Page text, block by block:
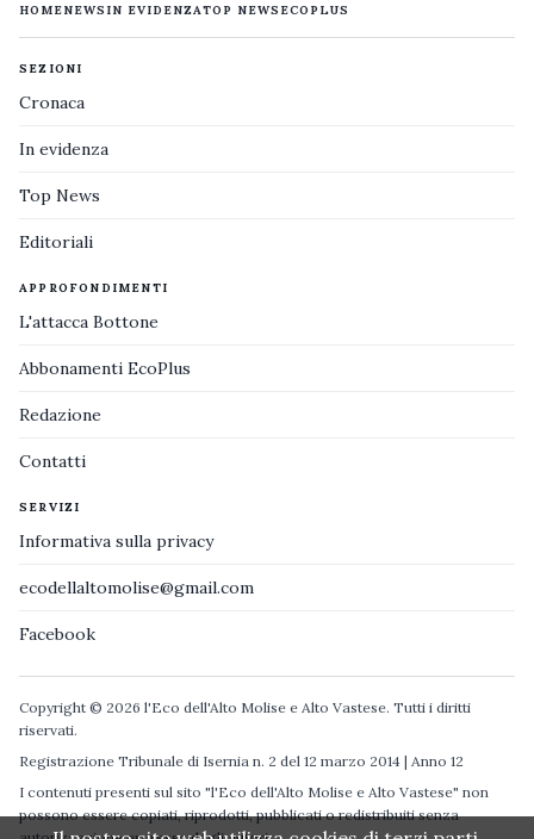
HOMENEWS IN EVIDENZATOP NEWS ECOPLUS
SEZIONI
Cronaca
In evidenza
Top News
Editoriali
APPROFONDIMENTI
L'attacca Bottone
Abbonamenti EcoPlus
Redazione
Contatti
SERVIZI
Informativa sulla privacy
ecodellaltomolise@gmail.com
Facebook
Copyright © 2026 l'Eco dell'Alto Molise e Alto Vastese. Tutti i diritti
riservati.
Registrazione Tribunale di Isernia n. 2 del 12 marzo 2014 | Anno 12
I contenuti presenti sul sito "l'Eco dell'Alto Molise e Alto Vastese" non
possono essere copiati, riprodotti, pubblicati o redistribuiti senza